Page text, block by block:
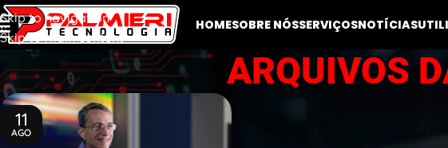
Skip to navigation
Skip to main content
HOMESOBRE NÓSSERVIÇOSNOTÍCIAS
ARQUIVOS
11
AGO